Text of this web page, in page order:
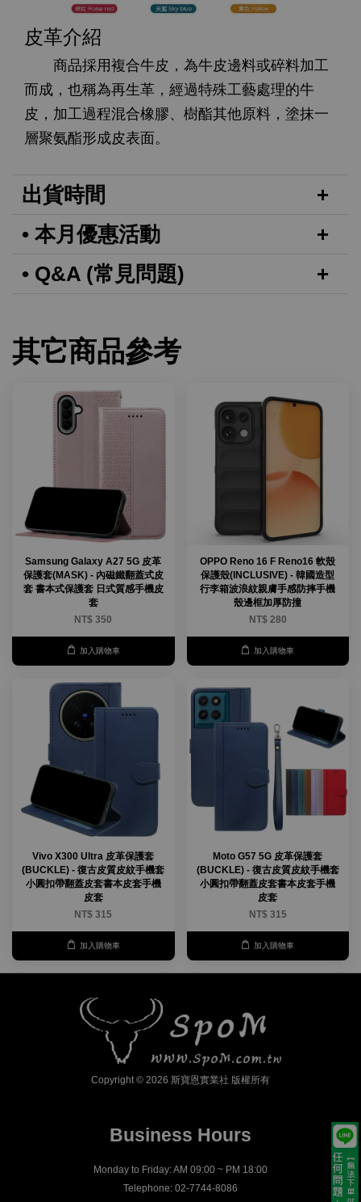
皮革介紹
商品採用複合牛皮，為牛皮邊料或碎料加工
而成，也稱為再生革，經過特殊工藝處理的牛
皮，加工過程混合橡膠、樹酯其他原料，塗抹一
層聚氨酯形成皮表面。
出貨時間
• 本月優惠活動
• Q&A (常見問題)
其它商品參考
Samsung Galaxy A27 5G 皮革
保護套(MASK) - 內磁鐵翻蓋式皮
套 書本式保護套 日式質感手機皮
套
NT$ 350
加入購物車
OPPO Reno 16 F Reno16 軟殼
保護殼(INCLUSIVE) - 韓國造型
行李箱波浪紋親膚手感防摔手機
殼邊框加厚防撞
NT$ 280
加入購物車
Vivo X300 Ultra 皮革保護套
(BUCKLE) - 復古皮質皮紋手機套
小圓扣帶翻蓋皮套書本皮套手機
皮套
NT$ 315
加入購物車
Moto G57 5G 皮革保護套
(BUCKLE) - 復古皮質皮紋手機套
小圓扣帶翻蓋皮套書本皮套手機
皮套
NT$ 315
加入購物車
Copyright © 2026 斯寶恩實業社 版權所有
Business Hours
Monday to Friday: AM 09:00 ~ PM 18:00
Telephone: 02-7744-8086